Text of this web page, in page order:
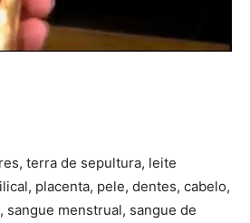
terra de sepultura, leite
placenta, pele, dentes, cabelo,
sangue menstrual, sangue de